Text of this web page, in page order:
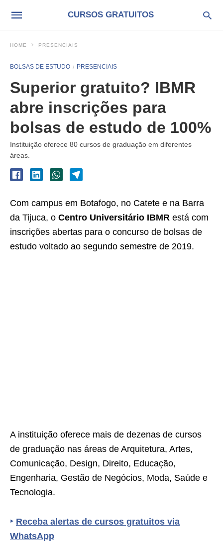
CURSOS GRATUITOS
HOME PRESENCIAIS
BOLSAS DE ESTUDO PRESENCIAIS
Superior gratuito? IBMR
abre inscrições para
bolsas de estudo de 100%
Instituição oferece 80 cursos de graduação em diferentes
áreas.
Com campus em Botafogo, no Catete e na Barra
da Tijuca, o Centro Universitário IBMR está com
inscrições abertas para o concurso de bolsas de
estudo voltado ao segundo semestre de 2019.
A instituição oferece mais de dezenas de cursos
de graduação nas áreas de Arquitetura, Artes,
Comunicação, Design, Direito, Educação,
Engenharia, Gestão de Negócios, Moda, Saúde e
Tecnologia.
‣ Receba alertas de cursos gratuitos via
WhatsApp